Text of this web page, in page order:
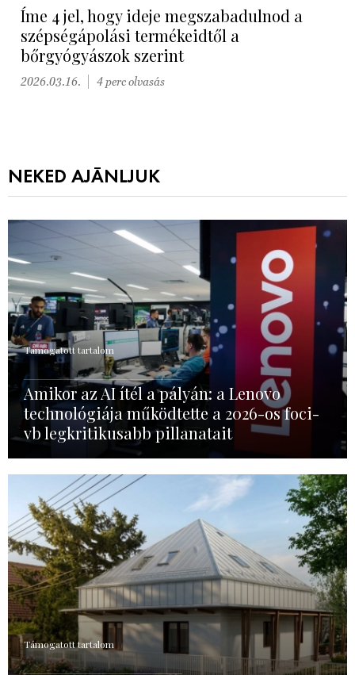
Íme 4 jel, hogy ideje megszabadulnod a
szépségápolási termékeidtől a
bőrgyógyászok szerint
2026.03.16. 4 perc olvasás
NEKED AJÁNLJUK
Támogatott tartalom
Amikor az AI ítél a pályán: a Lenovo
technológiája működtette a 2026-os foci-
vb legkritikusabb pillanatait
Támogatott tartalom